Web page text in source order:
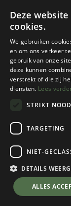
Teva
Terra Fi Lite
Languostino
Kies een maat
💬 Stel je
Deze
cookies.
We gebruiken
en om ons verkeer
gebruik van onze
deze kunnen
verstrekt of die zij
diensten. Lees
STRIKT
TARGETING
NIET-
DETAILS
ALLES